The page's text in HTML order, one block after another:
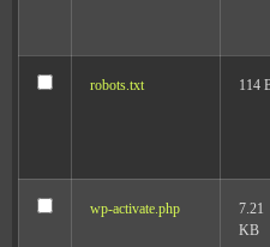
robots.txt 114
wp-activate.php
7.21
KB